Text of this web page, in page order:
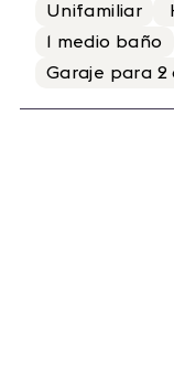
Unifamiliar
1 medio baño
Garaje para 2